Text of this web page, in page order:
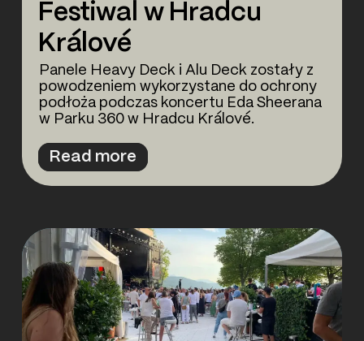
Festiwal w Hradcu
Králové
Panele Heavy Deck i Alu Deck zostały z
powodzeniem wykorzystane do ochrony
podłoża podczas koncertu Eda Sheerana
w Parku 360 w Hradcu Králové.
Read more